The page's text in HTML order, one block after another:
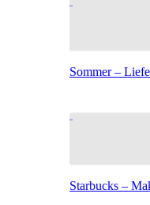
Sommer –
Starbucks –